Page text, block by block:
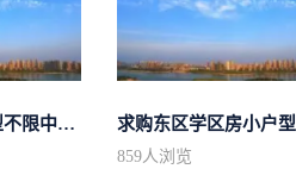
求购市中心区房型不限中档装修 求购东区学区房小户型
859人浏览